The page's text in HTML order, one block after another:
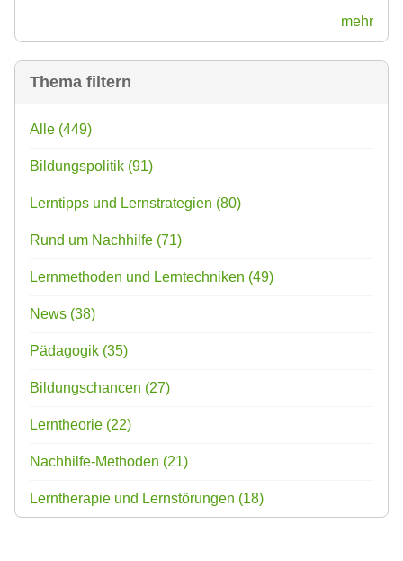
mehr
Thema filtern
Alle (449)
Bildungspolitik (91)
Lerntipps und Lernstrategien (80)
Rund um Nachhilfe (71)
Lernmethoden und Lerntechniken (49)
News (38)
Pädagogik (35)
Bildungschancen (27)
Lerntheorie (22)
Nachhilfe-Methoden (21)
Lerntherapie und Lernstörungen (18)